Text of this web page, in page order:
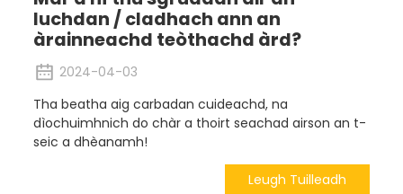
luchdan / cladhach ann an
àrainneachd teòthachd àrd?
2024-04-03
Tha beatha aig carbadan cuideachd, na
dìochuimhnich do chàr a thoirt seachad airson an t-
seic a dhèanamh!
Leugh Tuilleadh